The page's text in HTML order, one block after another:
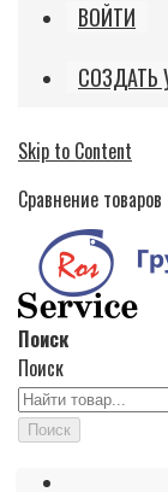
ВОЙТИ
СОЗДАТЬ
Skip to Content
Сравнение товаров
Поиск
Поиск
Поиск